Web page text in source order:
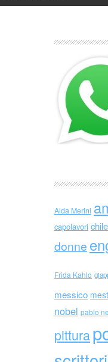
Alda Merini
capolavori chile
donne
Frida Kahlo
messico
nobel pablo
pittura